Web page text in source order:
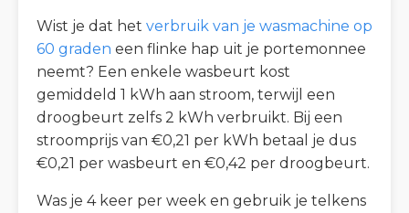
Wist je dat het verbruik van je wasmachine op
60 graden een flinke hap uit je portemonnee
neemt? Een enkele wasbeurt kost
gemiddeld 1 kWh aan stroom, terwijl een
droogbeurt zelfs 2 kWh verbruikt. Bij een
stroomprijs van €0,21 per kWh betaal je dus
€0,21 per wasbeurt en €0,42 per droogbeurt.
Was je 4 keer per week en gebruik je telkens